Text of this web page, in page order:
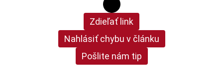
Zdieľať link
Nahlásiť chybu v článku
Pošlite nám tip